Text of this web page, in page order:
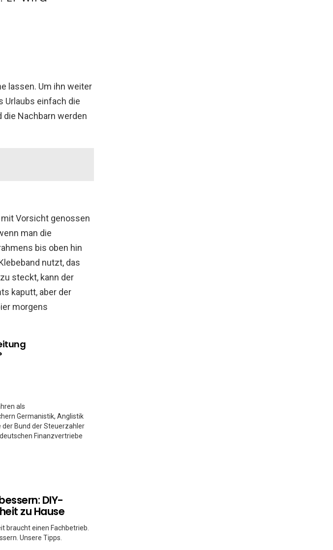
lassen. Um ihn weiter
Urlaubs einfach die
die Nachbarn werden
Vorsicht genossen
man die
bis oben hin
nutzt, das
steckt, kann der
kaputt, aber der
morgens
als
Germanistik, Anglistik
Bund der Steuerzahler
Finanzvertriebe
DIY-
zu Hause
braucht einen Fachbetrieb.
Unsere Tipps.